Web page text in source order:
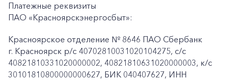
Платежные реквизиты
ПАО «Красноярскэнергосбыт»:
Красноярское отделение № 8646 ПАО Сбербанк
г. Красноярск p/c 40702810031020104275, с/с
40821810331020000002, 40821810631020000003, к/c
30101810800000000627, БИК 040407627, ИНН